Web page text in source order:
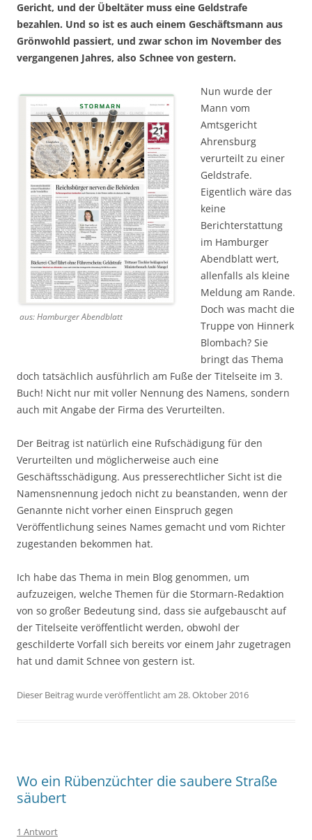
Gericht, und der Übeltäter muss eine Geldstrafe
bezahlen. Und so ist es auch einem Geschäftsmann aus
Grönwohld passiert, und zwar schon im November des
vergangenen Jahres, also Schnee von gestern.
aus: Hamburger Abendblatt
Nun wurde der
Mann vom
Amtsgericht
Ahrensburg
verurteilt zu einer
Geldstrafe.
Eigentlich wäre das
keine
Berichterstattung
im Hamburger
Abendblatt wert,
allenfalls als kleine
Meldung am Rande.
Doch was macht die
Truppe von Hinnerk
Blombach? Sie
bringt das Thema
doch tatsächlich ausführlich am Fuße der Titelseite im 3.
Buch! Nicht nur mit voller Nennung des Namens, sondern
auch mit Angabe der Firma des Verurteilten.
Der Beitrag ist natürlich eine Rufschädigung für den
Verurteilten und möglicherweise auch eine
Geschäftsschädigung. Aus presserechtlicher Sicht ist die
Namensnennung jedoch nicht zu beanstanden, wenn der
Genannte nicht vorher einen Einspruch gegen
Veröffentlichung seines Names gemacht und vom Richter
zugestanden bekommen hat.
Ich habe das Thema in mein Blog genommen, um
aufzuzeigen, welche Themen für die Stormarn-Redaktion
von so großer Bedeutung sind, dass sie aufgebauscht auf
der Titelseite veröffentlicht werden, obwohl der
geschilderte Vorfall sich bereits vor einem Jahr zugetragen
hat und damit Schnee von gestern ist.
Dieser Beitrag wurde veröffentlicht am 28. Oktober 2016
Wo ein Rübenzüchter die saubere Straße
säubert
1 Antwort